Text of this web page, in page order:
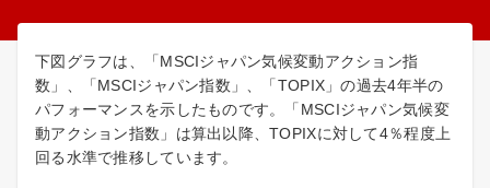
下図グラフは、「MSCIジャパン気候変動アクション指
数」、「MSCIジャパン指数」、「TOPIX」の過去4年半の
パフォーマンスを示したものです。「MSCIジャパン気候変
動アクション指数」は算出以降、TOPIXに対して4％程度上
回る水準で推移しています。